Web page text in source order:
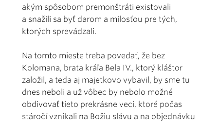
akým spôsobom premonštráti existovali
a snažili sa byť darom a milosťou pre tých,
ktorých sprevádzali.
Na tomto mieste treba povedať, že bez
Kolomana, brata kráľa Bela IV., ktorý kláštor
založil, a teda aj majetkovo vybavil, by sme tu
dnes neboli a už vôbec by nebolo možné
obdivovať tieto prekrásne veci, ktoré počas
stáročí vznikali na Božiu slávu a na objednávku